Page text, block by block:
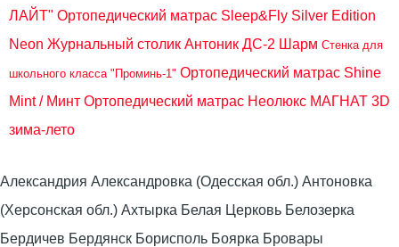
ЛАЙТ" Ортопедический матрас Sleep&Fly Silver Edition
Neon Журнальный столик Антоник ДС-2 Шарм Стенка для
школьного класса "Проминь-1" Ортопедический матрас Shine
Mint / Минт Ортопедический матрас Неолюкс МАГНАТ 3D
зима-лето
Александрия Александровка (Одесская обл.) Антоновка
(Херсонская обл.) Ахтырка Белая Церковь Белозерка
Бердичев Бердянск Борисполь Боярка Бровары